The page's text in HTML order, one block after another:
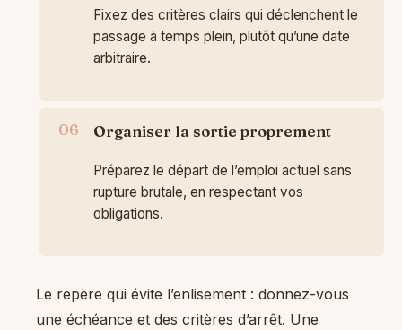
Fixez des critères clairs qui déclenchent le
passage à temps plein, plutôt qu’une date
arbitraire.
Organiser la sortie proprement
Préparez le départ de l’emploi actuel sans
rupture brutale, en respectant vos
obligations.
Le repère qui évite l’enlisement : donnez-vous
une échéance et des critères d’arrêt. Une